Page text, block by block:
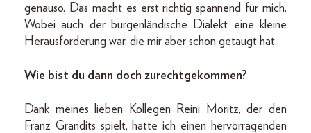
genauso. Das macht es erst richtig spannend für mich.
Wobei auch der burgenländische Dialekt eine kleine
Herausforderung war, die mir aber schon getaugt hat.
Wie bist du dann doch zurechtgekommen?
Dank meines lieben Kollegen Reini Moritz, der den
Franz Grandits spielt, hatte ich einen hervorragenden